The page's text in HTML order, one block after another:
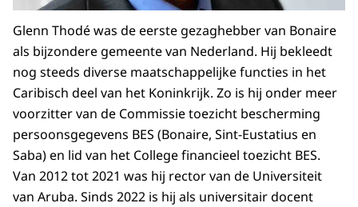
Glenn Thodé was de eerste gezaghebber van Bonaire
als bijzondere gemeente van Nederland. Hij bekleedt
nog steeds diverse maatschappelijke functies in het
Caribisch deel van het Koninkrijk. Zo is hij onder meer
voorzitter van de Commissie toezicht bescherming
persoonsgegevens BES (Bonaire, Sint-Eustatius en
Saba) en lid van het College financieel toezicht BES.
Van 2012 tot 2021 was hij rector van de Universiteit
van Aruba. Sinds 2022 is hij als universitair docent